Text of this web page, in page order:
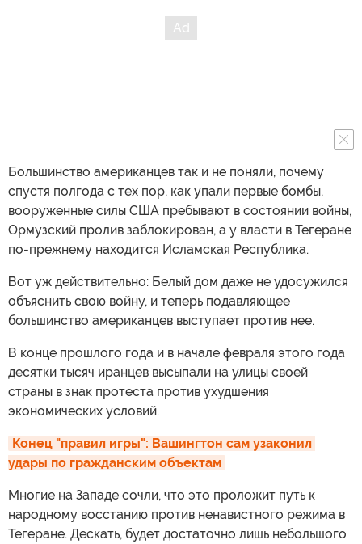
Большинство американцев так и не поняли, почему
спустя полгода с тех пор, как упали первые бомбы,
вооруженные силы США пребывают в состоянии войны,
Ормузский пролив заблокирован, а у власти в Тегеране
по-прежнему находится Исламская Республика.
Вот уж действительно: Белый дом даже не удосужился
объяснить свою войну, и теперь подавляющее
большинство американцев выступает против нее.
В конце прошлого года и в начале февраля этого года
десятки тысяч иранцев высыпали на улицы своей
страны в знак протеста против ухудшения
экономических условий.
Конец "правил игры": Вашингтон сам узаконил
удары по гражданским объектам
Многие на Западе сочли, что это проложит путь к
народному восстанию против ненавистного режима в
Тегеране. Дескать, будет достаточно лишь небольшого